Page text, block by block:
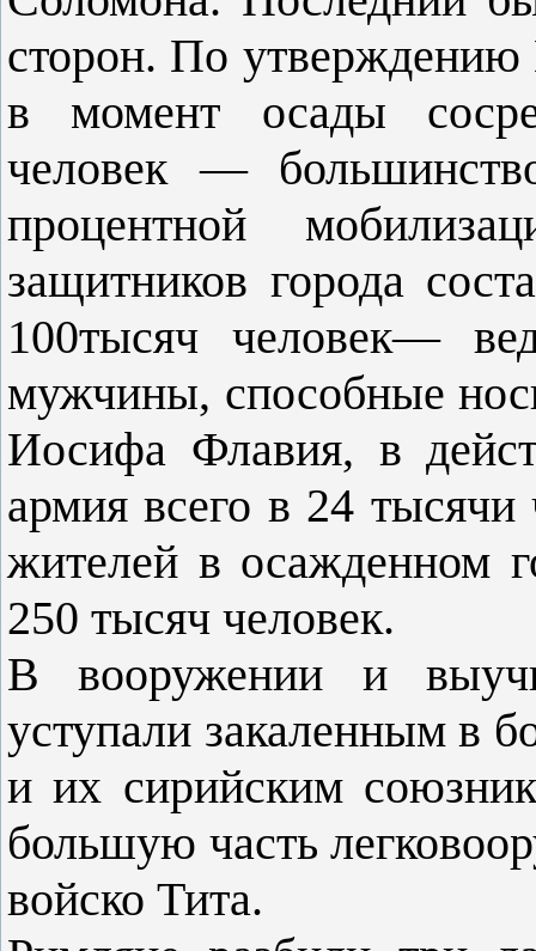
сторон. По
в момент осады
человек —
процентной
защитников города
100тысяч человек—
мужчины, способные
Иосифа Флавия, в
армия всего в 24
жителей в осажденном
250 тысяч человек.
В вооружении и
уступали закаленным в
и их сирийским
большую часть
войско Тита.